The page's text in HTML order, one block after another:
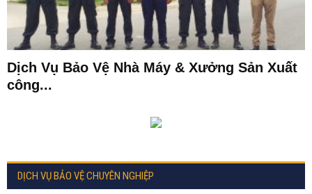
Dịch Vụ Bảo Vệ Nhà Máy & Xưởng Sản Xuất
công...
DỊCH VỤ BẢO VỆ CHUYÊN NGHIỆP